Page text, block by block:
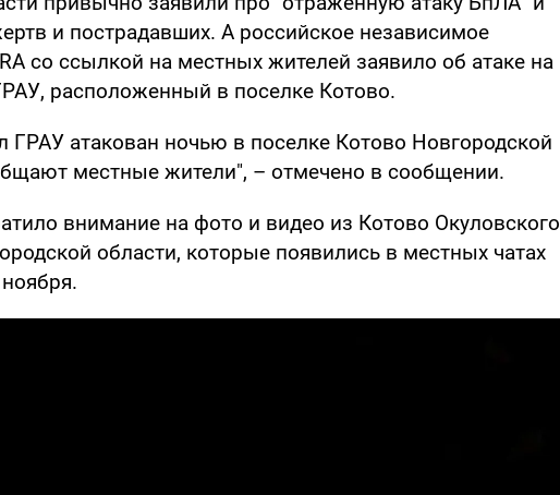
и пострадавших. А российское независимое
со ссылкой на местных жителей заявило об атаке на
расположенный в поселке Котово.
ГРАУ атакован ночью в поселке Котово Новгородской
местные жители", – отмечено в сообщении.
внимание на фото и видео из Котово Окуловского
области, которые появились в местных чатах